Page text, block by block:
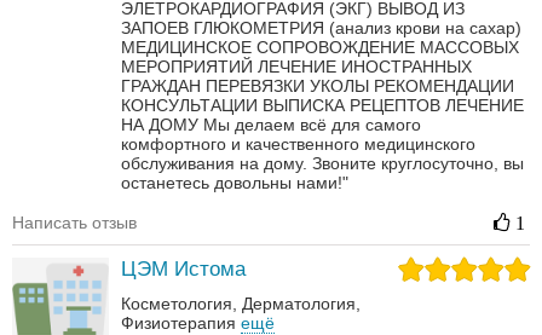
ЭЛЕТРОКАРДИОГРАФИЯ (ЭКГ) ВЫВОД ИЗ
ЗАПОЕВ ГЛЮКОМЕТРИЯ (анализ крови на сахар)
МЕДИЦИНСКОЕ СОПРОВОЖДЕНИЕ МАССОВЫХ
МЕРОПРИЯТИЙ ЛЕЧЕНИЕ ИНОСТРАННЫХ
ГРАЖДАН ПЕРЕВЯЗКИ УКОЛЫ РЕКОМЕНДАЦИИ
КОНСУЛЬТАЦИИ ВЫПИСКА РЕЦЕПТОВ ЛЕЧЕНИЕ
НА ДОМУ Мы делаем всё для самого
комфортного и качественного медицинского
обслуживания на дому. Звоните круглосуточно, вы
останетесь довольны нами!"
Написать отзыв 1
ЦЭМ Истома
Косметология Дерматология‎
Физиотерапия ещё